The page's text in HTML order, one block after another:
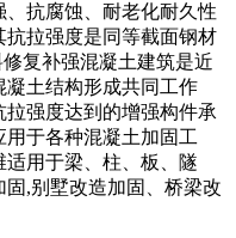
抗腐蚀、耐老化耐久性
拉强度是同等截面钢材
复补强混凝土建筑是近
土结构形成共同工作
强度达到的增强构件承
于各种混凝土加固工
用于梁、柱、板、隧
,别墅改造加固、桥梁改